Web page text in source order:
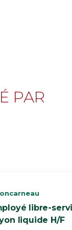
PAR
libre-
liquide H/F